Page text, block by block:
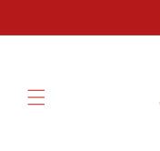
al contenido